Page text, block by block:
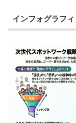
インフォグラフィ